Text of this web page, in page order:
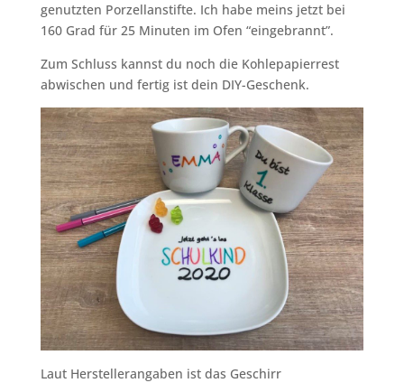
genutzten Porzellanstifte. Ich habe meins jetzt bei
160 Grad für 25 Minuten im Ofen “eingebrannt”.
Zum Schluss kannst du noch die Kohlepapierrest
abwischen und fertig ist dein DIY-Geschenk.
Laut Herstellerangaben ist das Geschirr